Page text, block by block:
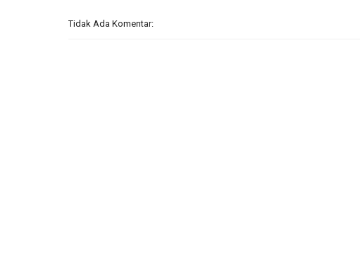
Tidak Ada Komentar: